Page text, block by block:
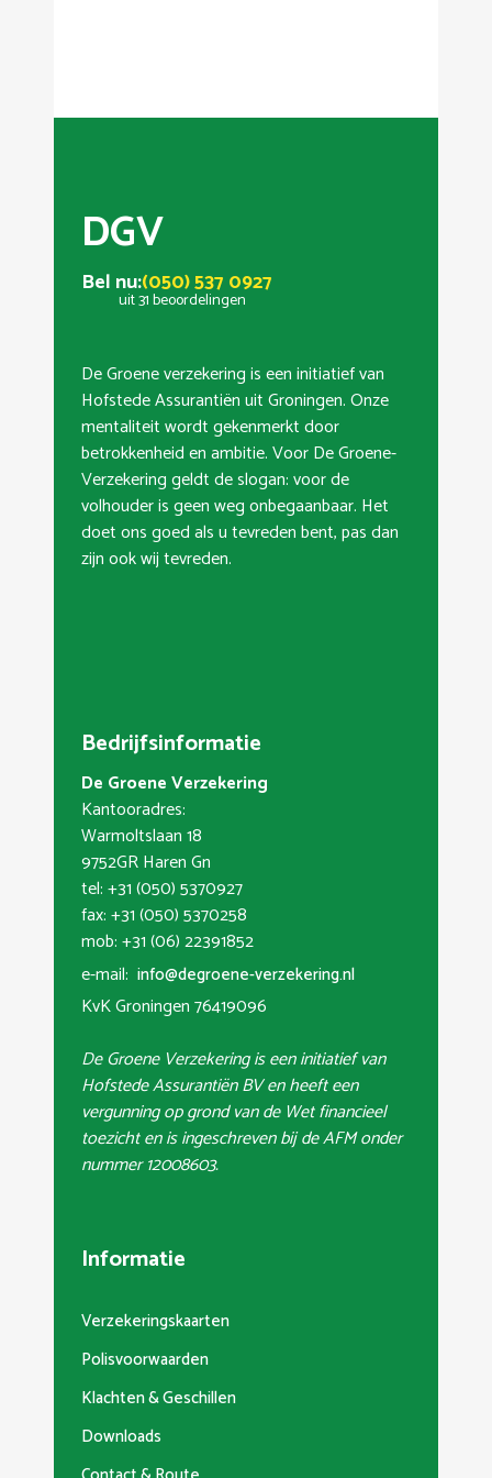
DGV
Bel nu:(050) 537 0927
uit 31 beoordelingen
De Groene verzekering is een initiatief van
Hofstede Assurantiën uit Groningen. Onze
mentaliteit wordt gekenmerkt door
betrokkenheid en ambitie. Voor De Groene-
Verzekering geldt de slogan: voor de
volhouder is geen weg onbegaanbaar. Het
doet ons goed als u tevreden bent, pas dan
zijn ook wij tevreden.
Bedrijfsinformatie
De Groene Verzekering
Kantooradres:
Warmoltslaan 18
9752GR Haren Gn
tel: +31 (050) 5370927
fax: +31 (050) 5370258
mob: +31 (06) 22391852
e-mail: info@degroene-verzekering.nl
KvK Groningen 76419096
De Groene Verzekering is een initiatief van
Hofstede Assurantiën BV en heeft een
vergunning op grond van de Wet financieel
toezicht en is ingeschreven bij de AFM onder
nummer 12008603.
Informatie
Verzekeringskaarten
Polisvoorwaarden
Klachten & Geschillen
Downloads